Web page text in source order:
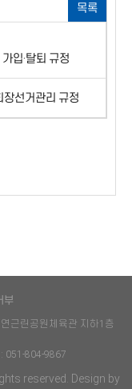
목록
입·탈퇴 규정
선거관리 규정
부
근린공원체육관 지하1층
051-804-9867
reserved. Design by